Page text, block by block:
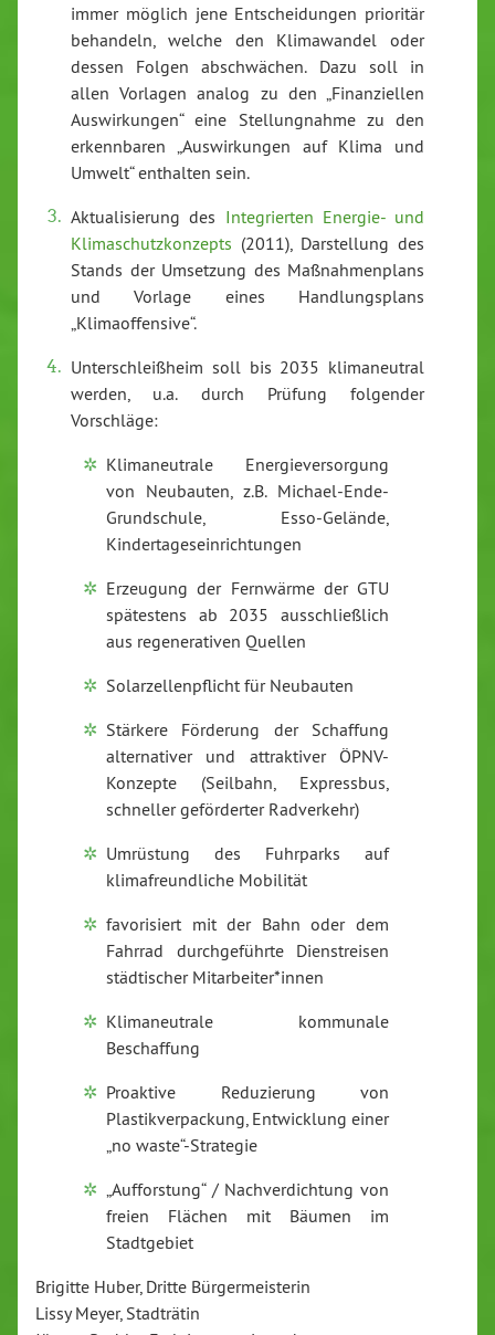
immer möglich jene Entscheidungen prioritär
behandeln, welche den Klimawandel oder
dessen Folgen abschwächen. Dazu soll in
allen Vorlagen analog zu den „Finanziellen
Auswirkungen“ eine Stellungnahme zu den
erkennbaren „Auswirkungen auf Klima und
Umwelt“ enthalten sein.
Aktualisierung des Integrierten Energie- und
Klimaschutzkonzepts (2011), Darstellung des
Stands der Umsetzung des Maßnahmenplans
und Vorlage eines Handlungsplans
„Klimaoffensive“.
Unterschleißheim soll bis 2035 klimaneutral
werden, u.a. durch Prüfung folgender
Vorschläge:
Klimaneutrale Energieversorgung
von Neubauten, z.B. Michael-Ende-
Grundschule, Esso-Gelände,
Kindertageseinrichtungen
Erzeugung der Fernwärme der GTU
spätestens ab 2035 ausschließlich
aus regenerativen Quellen
Solarzellenpflicht für Neubauten
Stärkere Förderung der Schaffung
alternativer und attraktiver ÖPNV-
Konzepte (Seilbahn, Expressbus,
schneller geförderter Radverkehr)
Umrüstung des Fuhrparks auf
klimafreundliche Mobilität
favorisiert mit der Bahn oder dem
Fahrrad durchgeführte Dienstreisen
städtischer Mitarbeiter*innen
Klimaneutrale kommunale
Beschaffung
Proaktive Reduzierung von
Plastikverpackung, Entwicklung einer
„no waste“-Strategie
„Aufforstung“ / Nachverdichtung von
freien Flächen mit Bäumen im
Stadtgebiet
Brigitte Huber, Dritte Bürgermeisterin
Lissy Meyer, Stadträtin